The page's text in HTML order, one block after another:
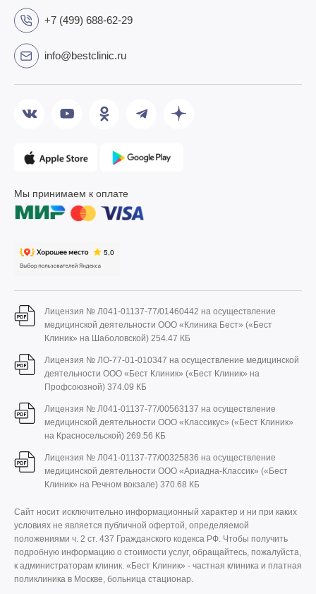
+7 (499) 688-62-29
info@bestclinic.ru
Мы принимаем к оплате
Лицензия № Л041-01137-77/01460442 на осуществление
медицинской деятельности ООО «Клиника Бест» («Бест
Клиник» на Шаболовской) 254.47 КБ
Лицензия № ЛО-77-01-010347 на осуществление медицинской
деятельности ООО «Бест Клиник» («Бест Клиник» на
Профсоюзной) 374.09 КБ
Лицензия № Л041-01137-77/00563137 на осуществление
медицинской деятельности ООО «Классикус» («Бест Клиник»
на Красносельской) 269.56 КБ
Лицензия № Л041-01137-77/00325836 на осуществление
медицинской деятельности ООО «Ариадна-Классик» («Бест
Клиник» на Речном вокзале) 370.68 КБ
Сайт носит исключительно информационный характер и ни при каких
условиях не является публичной офертой, определяемой
положениями ч. 2 ст. 437 Гражданского кодекса РФ. Чтобы получить
подробную информацию о стоимости услуг, обращайтесь, пожалуйста,
к администраторам клиник. «Бест Клиник» - частная клиника и платная
поликлиника в Москве, больница стационар.